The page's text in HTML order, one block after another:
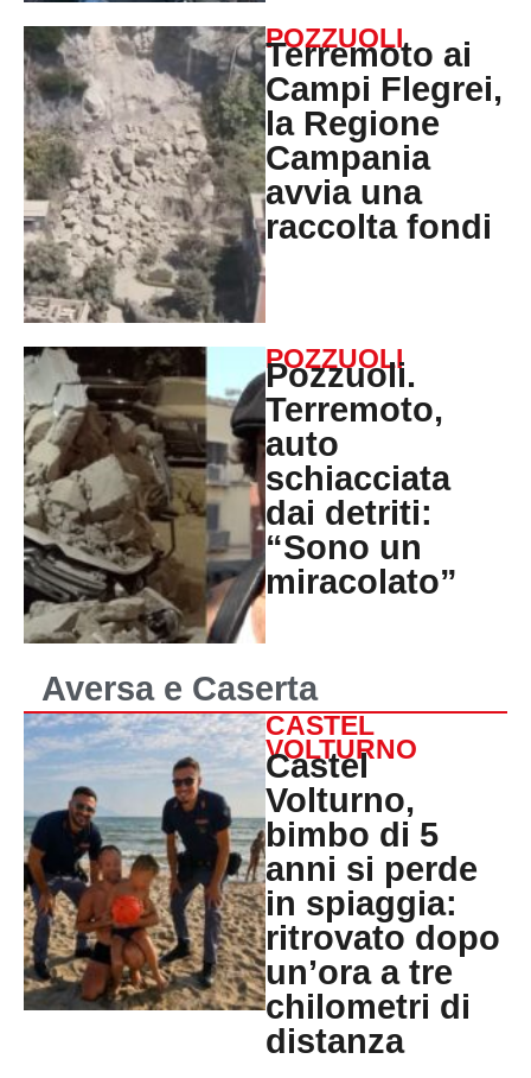
POZZUOLI
Terremoto ai
Campi Flegrei,
la Regione
Campania
avvia una
raccolta fondi
POZZUOLI
Pozzuoli.
Terremoto,
auto
schiacciata
dai detriti:
“Sono un
miracolato”
Aversa e Caserta
CASTEL
VOLTURNO
Castel
Volturno,
bimbo di 5
anni si perde
in spiaggia:
ritrovato dopo
un’ora a tre
chilometri di
distanza